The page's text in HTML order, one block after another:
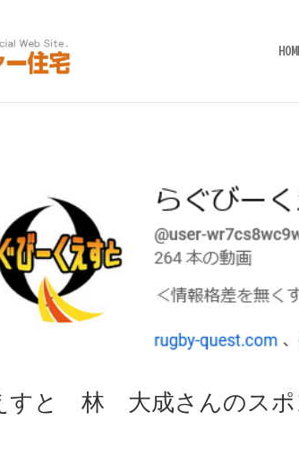
すと 林 大成さんのスポ